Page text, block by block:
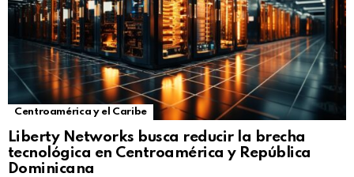
Centroamérica y el Caribe
Liberty Networks busca reducir la brecha
tecnológica en Centroamérica y República
Dominicana